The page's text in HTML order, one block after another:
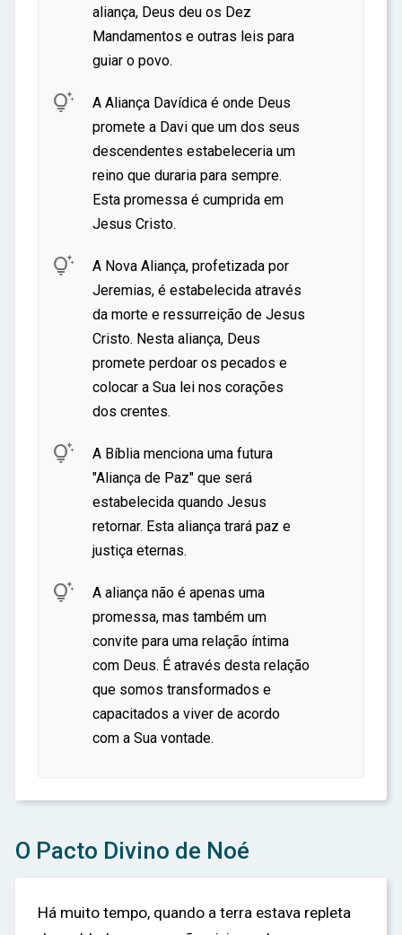
aliança, Deus deu os Dez
Mandamentos e outras leis para
guiar o povo.

A Aliança Davídica é onde Deus
promete a Davi que um dos seus
descendentes estabeleceria um
reino que duraria para sempre.
Esta promessa é cumprida em
Jesus Cristo.

A Nova Aliança, profetizada por
Jeremias, é estabelecida através
da morte e ressurreição de Jesus
Cristo. Nesta aliança, Deus
promete perdoar os pecados e
colocar a Sua lei nos corações
dos crentes.

A Bíblia menciona uma futura
"Aliança de Paz" que será
estabelecida quando Jesus
retornar. Esta aliança trará paz e
justiça eternas.

A aliança não é apenas uma
promessa, mas também um
convite para uma relação íntima
com Deus. É através desta relação
que somos transformados e
capacitados a viver de acordo
com a Sua vontade.
O Pacto Divino de Noé
Há muito tempo, quando a terra estava repleta